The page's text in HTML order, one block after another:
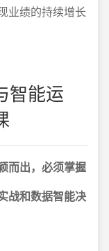
业绩的持续增长
智能运
而出，必须掌握
战和数据智能决